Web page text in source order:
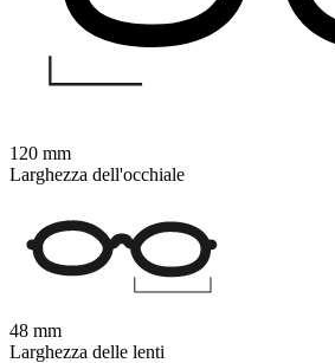
120 mm
Larghezza dell'occhiale
48 mm
Larghezza delle lenti